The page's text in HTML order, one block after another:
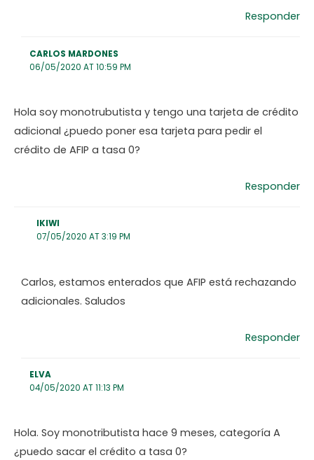
Responder
CARLOS MARDONES
06/05/2020 AT 10:59 PM
Hola soy monotrubutista y tengo una tarjeta de crédito
adicional ¿puedo poner esa tarjeta para pedir el
crédito de AFIP a tasa 0?
Responder
IKIWI
07/05/2020 AT 3:19 PM
Carlos, estamos enterados que AFIP está rechazando
adicionales. Saludos
Responder
ELVA
04/05/2020 AT 11:13 PM
Hola. Soy monotributista hace 9 meses, categoría A
¿puedo sacar el crédito a tasa 0?